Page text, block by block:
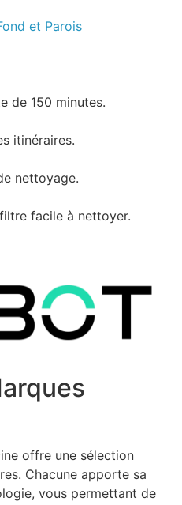
et Parois
de 150 minutes.
itinéraires.
nettoyage.
facile à nettoyer.
offre une sélection
Chacune apporte sa
vous permettant de